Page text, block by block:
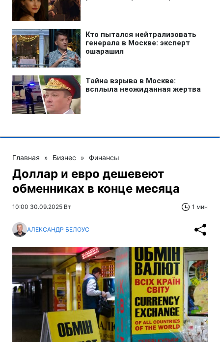
Главная » Бизнес » Финансы
Доллар и евро дешевеют
обменниках в конце месяца
10:00 30.09.2025 Вт 1 мин
АЛЕКСАНДР БЕЛОУС